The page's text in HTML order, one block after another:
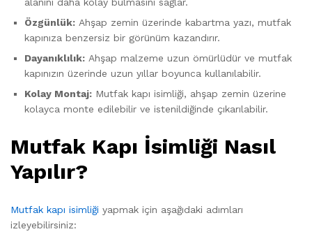
alanını daha kolay bulmasını sağlar.
Özgünlük: Ahşap zemin üzerinde kabartma yazı, mutfak
kapınıza benzersiz bir görünüm kazandırır.
Dayanıklılık: Ahşap malzeme uzun ömürlüdür ve mutfak
kapınızın üzerinde uzun yıllar boyunca kullanılabilir.
Kolay Montaj: Mutfak kapı isimliği, ahşap zemin üzerine
kolayca monte edilebilir ve istenildiğinde çıkarılabilir.
Mutfak Kapı İsimliği Nasıl
Yapılır?
Mutfak kapı isimliği yapmak için aşağıdaki adımları
izleyebilirsiniz: